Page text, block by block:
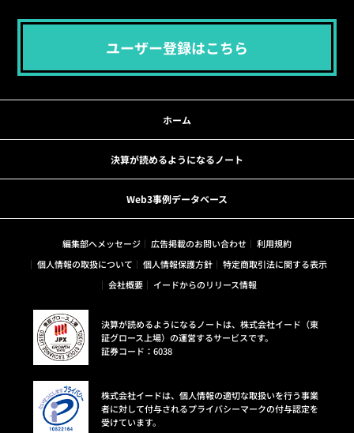
ユーザー登録はこちら
ホーム
決算が読めるようになるノート
Web3事例データベース
編集部へメッセージ 広告掲載のお問い合わせ
利用規約
個人情報の取扱について
個人情報保護方針
特定商取引法に関する表示
会社概要
イードからのリリース情報
決算が読めるようになるノートは、株式会社イード（東
証グロース上場）の運営するサービスです。
証券コード：6038
株式会社イードは、個人情報の適切な取扱いを行う事業
者に対して付与されるプライバシーマークの付与認定を
受けています。